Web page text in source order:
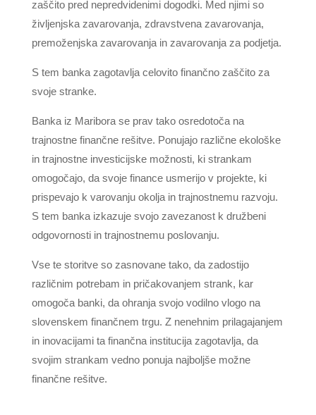
zaščito pred nepredvidenimi dogodki. Med njimi so
življenjska zavarovanja, zdravstvena zavarovanja,
premoženjska zavarovanja in zavarovanja za podjetja.
S tem banka zagotavlja celovito finančno zaščito za
svoje stranke.
Banka iz Maribora se prav tako osredotoča na
trajnostne finančne rešitve. Ponujajo različne ekološke
in trajnostne investicijske možnosti, ki strankam
omogočajo, da svoje finance usmerijo v projekte, ki
prispevajo k varovanju okolja in trajnostnemu razvoju.
S tem banka izkazuje svojo zavezanost k družbeni
odgovornosti in trajnostnemu poslovanju.
Vse te storitve so zasnovane tako, da zadostijo
različnim potrebam in pričakovanjem strank, kar
omogoča banki, da ohranja svojo vodilno vlogo na
slovenskem finančnem trgu. Z nenehnim prilagajanjem
in inovacijami ta finančna institucija zagotavlja, da
svojim strankam vedno ponuja najboljše možne
finančne rešitve.